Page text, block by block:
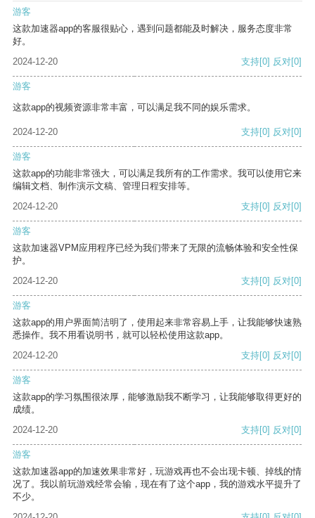
游客
这款加速器app的客服很贴心，遇到问题都能及时解决，服务态度非常
好。
2024-12-20
支持[0] 反对[0]
游客
这款app的视频资源非常丰富，可以满足我不同的娱乐需求。
2024-12-20 支持[0] 反对[0]
游客
这款app的功能非常强大，可以满足我所有的工作需求。我可以使用它来
编辑文档、制作演示文稿、管理日程安排等。
2024-12-20
支持[0] 反对[0]
游客
这款加速器VPM应用程序已经为我们带来了无限的流畅体验和安全性保
护。
2024-12-20
支持[0] 反对[0]
游客
这款app的用户界面简洁明了，使用起来非常容易上手，让我能够快速熟
悉操作。我不用看说明书，就可以轻松使用这款app。
2024-12-20
支持[0] 反对[0]
游客
这款app的学习氛围很浓厚，能够激励我不断学习，让我能够取得更好的
成绩。
2024-12-20
支持[0] 反对[0]
游客
这款加速器app的加速效果非常好，玩游戏再也不会出现卡顿、掉线的情
况了。我以前玩游戏经常会输，现在有了这个app，我的游戏水平提升了
不少。